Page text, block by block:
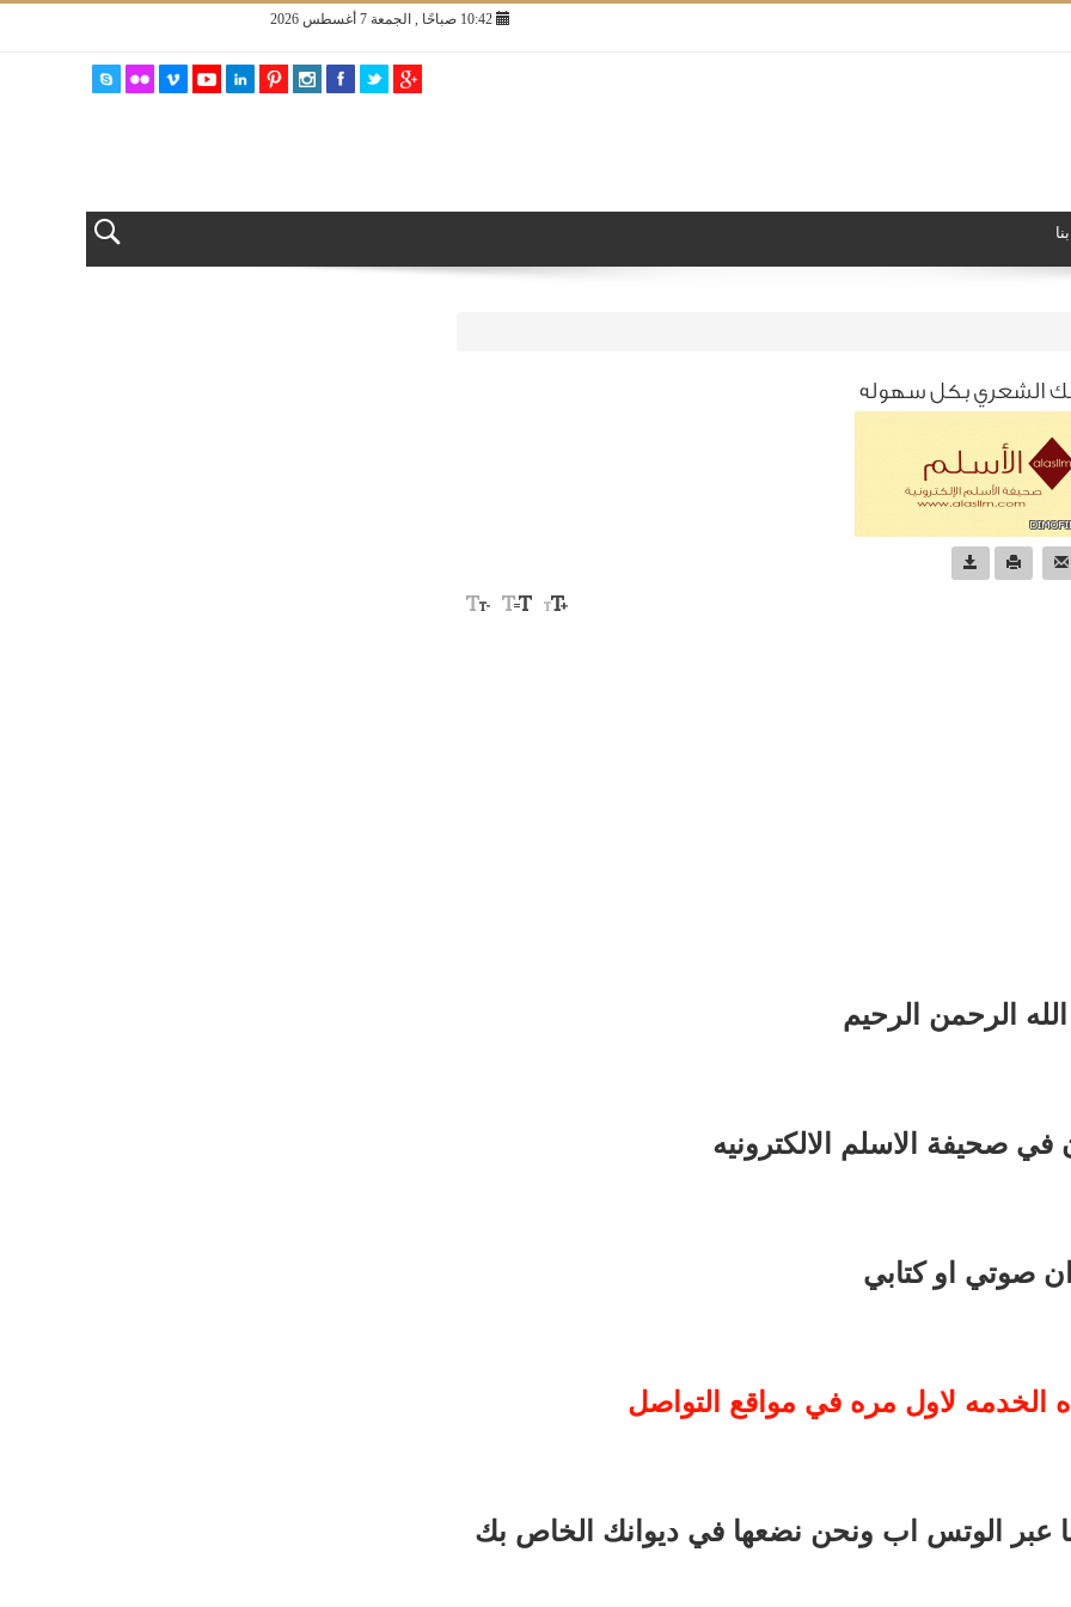
الشعري بكل سهوله
الرحمن الرحيم
في صحيفة الاسلم الالكترونيه
صوتي او كتابي
الخدمه لاول مره في مواقع التواصل